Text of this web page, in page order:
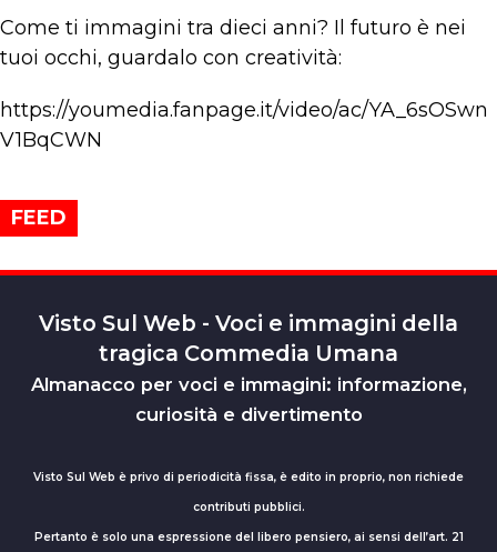
Come ti immagini tra dieci anni? Il futuro è nei
tuoi occhi, guardalo con creatività:
https://youmedia.fanpage.it/video/ac/YA_6sOSwn
V1BqCWN
FEED
Visto Sul Web - Voci e immagini della
tragica Commedia Umana
Almanacco per voci e immagini: informazione,
curiosità e divertimento
Visto Sul Web è privo di periodicità fissa, è edito in proprio, non richiede
contributi pubblici.
Pertanto è solo una espressione del libero pensiero, ai sensi dell’art. 21